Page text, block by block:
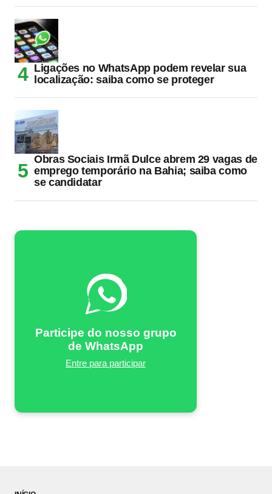
Ligações no WhatsApp podem revelar sua
localização: saiba como se proteger
Obras Sociais Irmã Dulce abrem 29 vagas de
emprego temporário na Bahia; saiba como
se candidatar
Participe do nosso grupo
de WhatsApp
Entre para participar